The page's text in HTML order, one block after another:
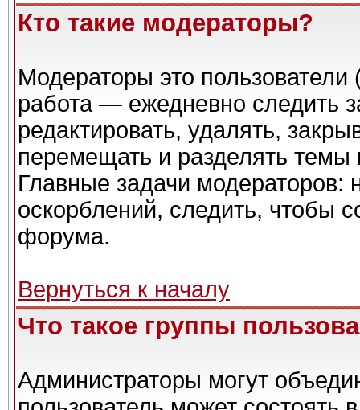
Кто такие модераторы?
Модераторы это пользователи
работа — ежедневно следить
редактировать, удалять,
перемещать и разделять темы
Главные задачи модераторов:
оскорблений, следить, чтобы
форума.
Вернуться к началу
Что такое группы
Администраторы могут